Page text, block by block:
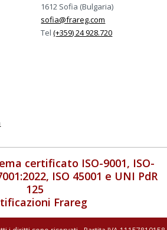
1612 Sofia (Bulgaria)
sofia@frareg.com
Tel(+359) 24 928.720
certificato ISO-9001, ISO-
ISO 45001 e UNI PdR
125
Frareg